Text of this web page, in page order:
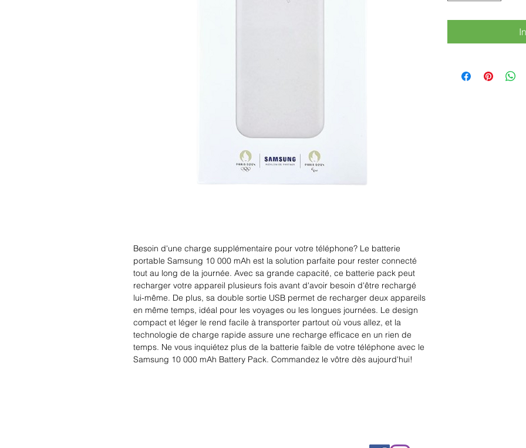
Besoin d'une charge supplémentaire pour votre téléphone? Le batterie
portable Samsung 10 000 mAh est la solution parfaite pour rester connecté
tout au long de la journée. Avec sa grande capacité, ce batterie pack peut
recharger votre appareil plusieurs fois avant d'avoir besoin d'être rechargé
lui-même. De plus, sa double sortie USB permet de recharger deux appareils
en même temps, idéal pour les voyages ou les longues journées. Le design
compact et léger le rend facile à transporter partout où vous allez, et la
technologie de charge rapide assure une recharge efficace en un rien de
temps. Ne vous inquiétez plus de la batterie faible de votre téléphone avec le
Samsung 10 000 mAh Battery Pack. Commandez le vôtre dès aujourd'hui!